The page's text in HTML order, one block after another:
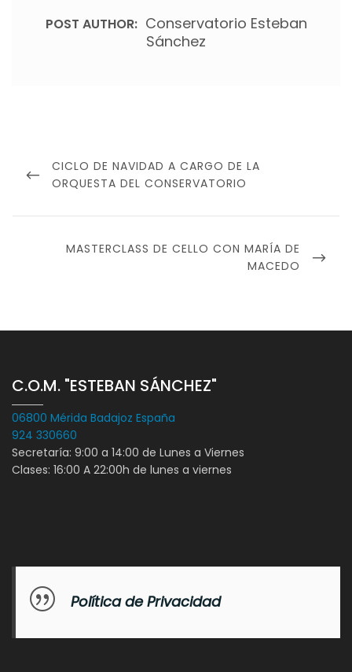
POST AUTHOR: Conservatorio Esteban
Sánchez
entradas
PREVIOUS
POST
CICLO DE NAVIDAD A CARGO DE LA
ORQUESTA DEL CONSERVATORIO
NEXT
MASTERCLASS DE CELLO CON MARÍA DE
MACEDO
C.O.M. "ESTEBAN SÁNCHEZ"
06800 Mérida Badajoz España
924 330660
Secretaría: 9:00 a 14:00 de Lunes a Viernes
Clases: 16:00 A 22:00h de lunes a viernes
Política de Privacidad